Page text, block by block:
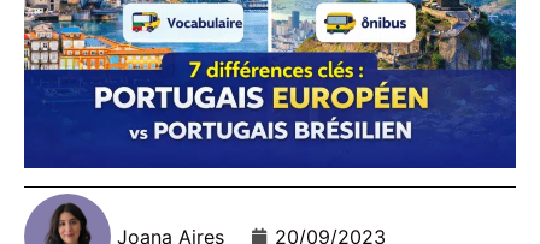
Joana Aires 20/09/2023